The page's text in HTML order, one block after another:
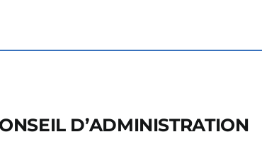
D’ADMINISTRATION